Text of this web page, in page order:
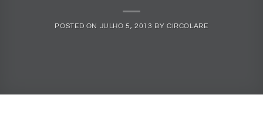
POSTED ON JULHO 5, 2013 BY CIRCOLARE